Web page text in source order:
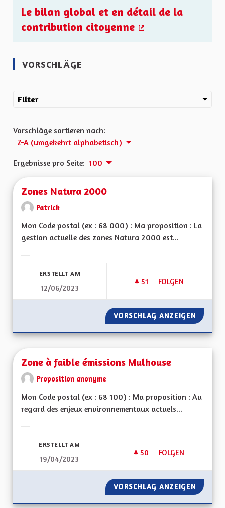
Le bilan global et en détail de la
contribution citoyenne
VORSCHLÄGE
Filter
Vorschläge sortieren nach:
Z-A (umgekehrt alphabetisch)
Ergebnisse pro Seite: 100
Zones Natura 2000
Patrick
Mon Code postal (ex : 68 000) : Ma proposition : La
gestion actuelle des zones Natura 2000 est...
ERSTELLT AM
12/06/2023
51 51 FOLLOWER
FOLGEN
ZONES NATURA
VORSCHLAG ANZEIGEN
Zone à faible émissions Mulhouse
Proposition anonyme
Mon Code postal (ex : 68 100) : Ma proposition : Au
regard des enjeux environnementaux actuels...
ERSTELLT AM
19/04/2023
50 50 FOLLOWER
FOLGEN
ZONE À FAIBLE
VORSCHLAG ANZEIGEN ZONE